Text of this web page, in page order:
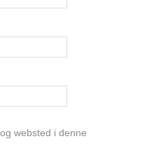
websted i denne